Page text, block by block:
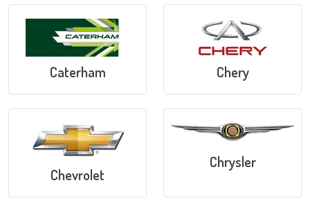
Caterham Chery
Chevrolet
Chrysler